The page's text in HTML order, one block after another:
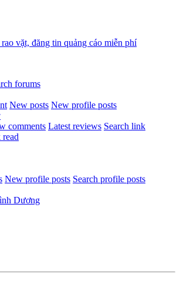
forums
New posts New profile posts
comments Latest reviews Search link
New profile posts Search profile posts
Dương